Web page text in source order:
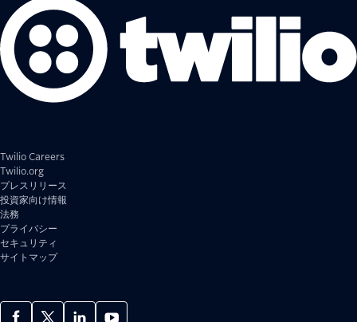
Twilio Careers
Twilio.org
プレスリリース
投資家向け情報
法務
プライバシー
セキュリティ
サイトマップ